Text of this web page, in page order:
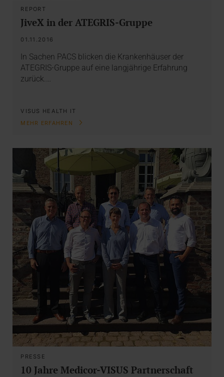
REPORT
JiveX in der ATEGRIS-Gruppe
01.11.2016
In Sachen PACS blicken die Krankenhäuser der
ATEGRIS-Gruppe auf eine langjährige Erfahrung
zurück.…
VISUS HEALTH IT
MEHR ERFAHREN
PRESSE
10 Jahre Medicor-VISUS Partnerschaft